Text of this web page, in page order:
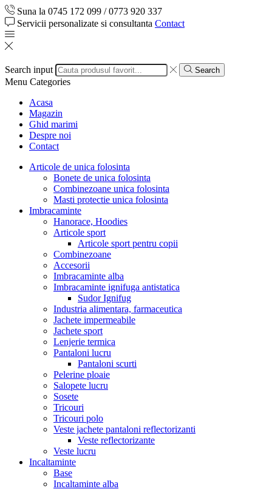
Suna la 0745 172 099 / 0773 920 337
Servicii personalizate si consultanta Contact
Search input Search
Menu Categories
Acasa
Magazin
Ghid marimi
Despre noi
Contact
Articole de unica folosinta
Bonete de unica folosinta
Combinezoane unica folosinta
Masti protectie unica folosinta
Imbracaminte
Hanorace, Hoodies
Articole sport
Articole sport pentru copii
Combinezoane
Accesorii
Imbracaminte alba
Imbracaminte ignifuga antistatica
Sudor Ignifug
Industria alimentara, farmaceutica
Jachete impermeabile
Jachete sport
Lenjerie termica
Pantaloni lucru
Pantaloni scurti
Pelerine ploaie
Salopete lucru
Sosete
Tricouri
Tricouri polo
Veste jachete pantaloni reflectorizanti
Veste reflectorizante
Veste lucru
Incaltaminte
Base
Incaltaminte alba